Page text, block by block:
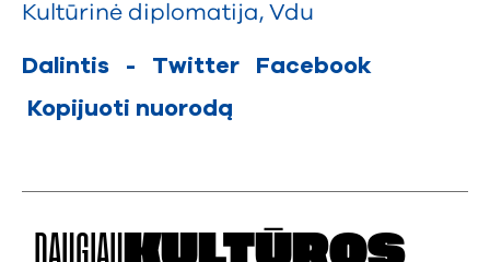
Kultūrinė diplomatija, Vdu
Dalintis - Twitter
Facebook
Kopijuoti nuorodą
DAUGIAU KULTŪROS